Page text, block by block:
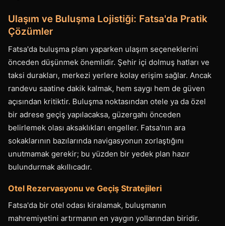
Ulaşım ve Buluşma Lojistiği: Fatsa'da Pratik
Çözümler
Fatsa'da buluşma planı yaparken ulaşım seçeneklerini
önceden düşünmek önemlidir. Şehir içi dolmuş hatları ve
taksi durakları, merkezi yerlere kolay erişim sağlar. Ancak
randevu saatine dakik kalmak, hem saygı hem de güven
açısından kritiktir. Buluşma noktasından otele ya da özel
bir adrese geçiş yapılacaksa, güzergahı önceden
belirlemek olası aksaklıkları engeller. Fatsa'nın ara
sokaklarının bazılarında navigasyonun zorlaştığını
unutmamak gerekir; bu yüzden bir yedek plan hazır
bulundurmak akıllıcadır.
Otel Rezervasyonu ve Geçiş Stratejileri
Fatsa'da bir otel odası kiralamak, buluşmanın
mahremiyetini artırmanın en yaygın yollarından biridir.